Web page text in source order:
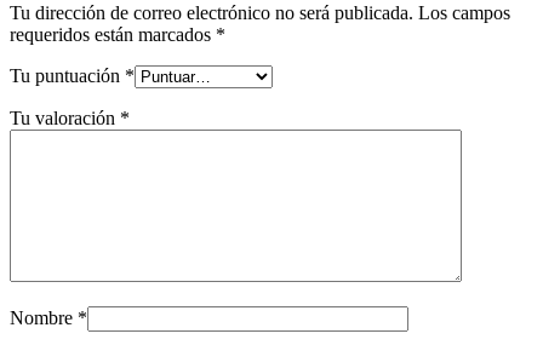
Tu dirección de correo electrónico no será publicada. Los campos
requeridos están marcados *
Tu puntuación *
Tu valoración *
Nombre *